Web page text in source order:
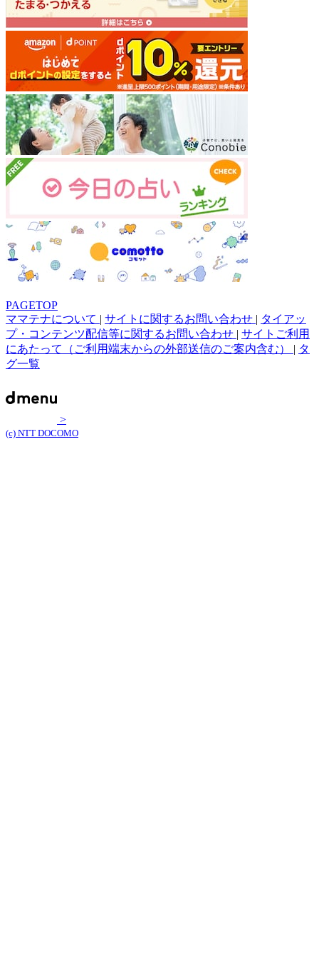
PAGETOP
ママテナについて | サイトに関するお問い合わせ | タイアッ
プ・コンテンツ配信等に関するお問い合わせ | サイトご利用
にあたって（ご利用端末からの外部送信のご案内含む） | タ
グ一覧
>
(c) NTT DOCOMO